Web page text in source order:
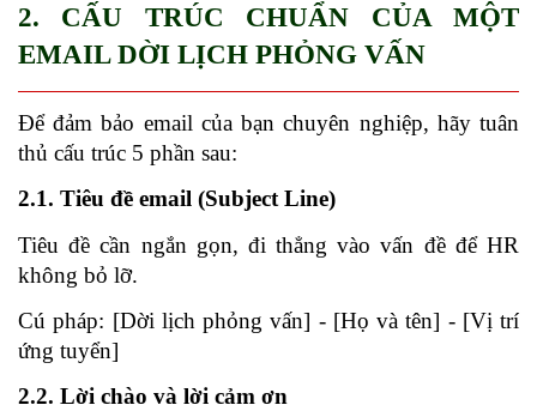
2. CẤU TRÚC CHUẨN CỦA MỘT
EMAIL DỜI LỊCH PHỎNG VẤN
Để đảm bảo email của bạn chuyên nghiệp, hãy tuân
thủ cấu trúc 5 phần sau:
2.1. Tiêu đề email (Subject Line)
Tiêu đề cần ngắn gọn, đi thẳng vào vấn đề để HR
không bỏ lỡ.
Cú pháp: [Dời lịch phỏng vấn] - [Họ và tên] - [Vị trí
ứng tuyển]
2.2. Lời chào và lời cảm ơn